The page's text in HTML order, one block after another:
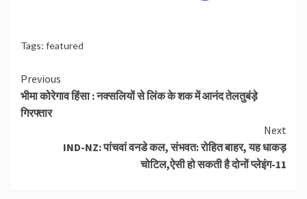
Tags: featured
Continue
Reading
Previous
भीमा कोरेगाव हिंसा : नक्‍सलियों से लिंक के शक में आनंद तेलतुबंड़े
गिरफ्तार
Next
IND-NZ: पांचवां वनडे कल, संभवत: रोहित बाहर, यह धाकड़
चोटिल,ऐसी हो सकती है दोनों प्लेइंग-11